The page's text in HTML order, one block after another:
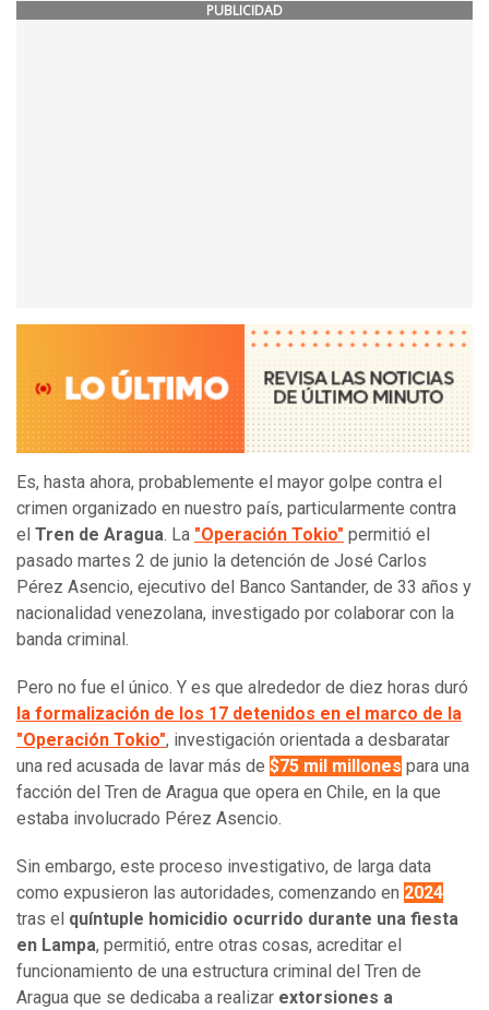
PUBLICIDAD
Es, hasta ahora, probablemente el mayor golpe contra el
crimen organizado en nuestro país, particularmente contra
el Tren de Aragua. La "Operación Tokio" permitió el
pasado martes 2 de junio la detención de José Carlos
Pérez Asencio, ejecutivo del Banco Santander, de 33 años y
nacionalidad venezolana, investigado por colaborar con la
banda criminal.
Pero no fue el único. Y es que alrededor de diez horas duró
la formalización de los 17 detenidos en el marco de la
"Operación Tokio", investigación orientada a desbaratar
una red acusada de lavar más de $75 mil millones para una
facción del Tren de Aragua que opera en Chile, en la que
estaba involucrado Pérez Asencio.
Sin embargo, este proceso investigativo, de larga data
como expusieron las autoridades, comenzando en 2024
tras el quíntuple homicidio ocurrido durante una fiesta
en Lampa, permitió, entre otras cosas, acreditar el
funcionamiento de una estructura criminal del Tren de
Aragua que se dedicaba a realizar extorsiones a